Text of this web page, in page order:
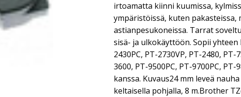
irtoamatta kiinni kuumissa,
ympäristöissä, kuten pakasteissa,
astianpesukoneissa. Tarrat
sisä- ja ulkokäyttöön. Sopii
2430PC, PT-2730VP, PT-2480, PT-
3600, PT-9500PC, PT-9700PC, PT-
kanssa. Kuvaus24 mm leveä
keltaisella pohjalla, 8 m.Brother